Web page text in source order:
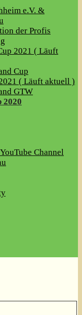
e.V. &
der Profis
2021 ( Läuft
Cup
( Läuft aktuell )
GTW
2020
Channel